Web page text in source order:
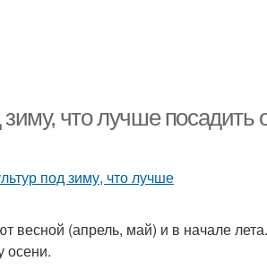
что лучше посадить
весной (апрель, май) и в начале
осени.